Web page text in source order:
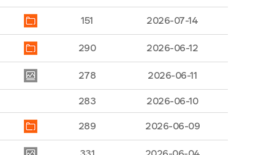
151 2026-07-14
290 2026-06-12
278 2026-06-11
283 2026-06-10
289 2026-06-09